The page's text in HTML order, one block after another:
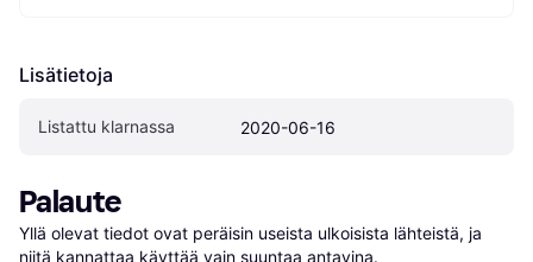
Lisätietoja
Listattu klarnassa 2020-06-16
Palaute
Yllä olevat tiedot ovat peräisin useista ulkoisista lähteistä, ja
niitä kannattaa käyttää vain suuntaa antavina.